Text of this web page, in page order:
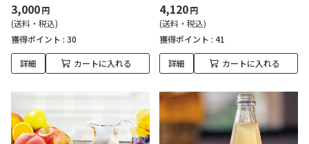
3,000円
(送料・税込)
獲得ポイント : 30
詳細 カートに入れる
4,120円
(送料・税込)
獲得ポイント : 41
詳細 カートに入れる